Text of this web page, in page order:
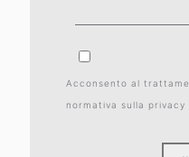
Acconsento al
normativa sulla privacy